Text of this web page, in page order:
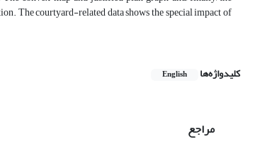
The courtyard-related data shows the special impact of
کلیدواژه‌ها English
مراجع